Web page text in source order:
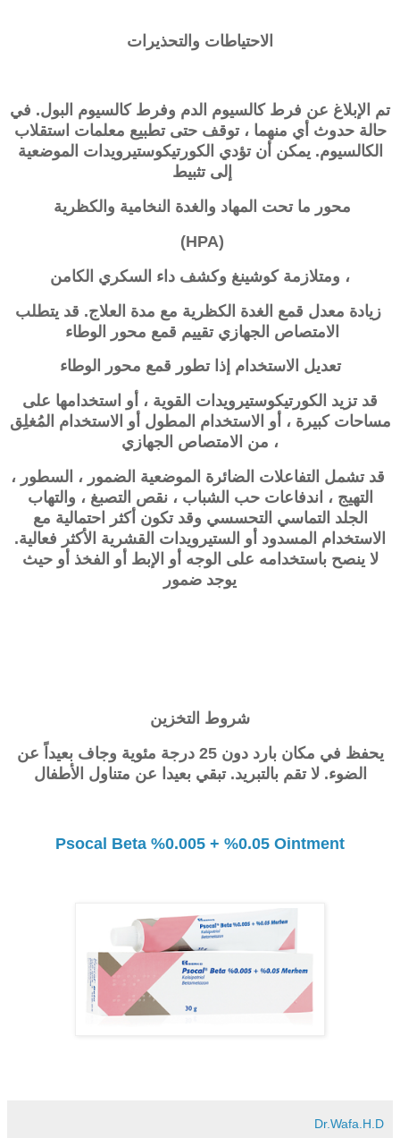
الاحتياطات والتحذيرات
تم الإبلاغ عن فرط كالسيوم الدم وفرط كالسيوم البول. في
حالة حدوث أي منهما ، توقف حتى تطبيع معلمات استقلاب
الكالسيوم. يمكن أن تؤدي الكورتيكوستيرويدات الموضعية
إلى تثبيط
محور ما تحت المهاد والغدة النخامية والكظرية
(HPA)
، ومتلازمة كوشينغ وكشف داء السكري الكامن
زيادة معدل قمع الغدة الكظرية مع مدة العلاج. قد يتطلب
الامتصاص الجهازي تقييم قمع محور الوطاء
تعديل الاستخدام إذا تطور قمع محور الوطاء
قد تزيد الكورتيكوستيرويدات القوية ، أو استخدامها على
مساحات كبيرة ، أو الاستخدام المطول أو الاستخدام المُغلِق
، من الامتصاص الجهازي
قد تشمل التفاعلات الضائرة الموضعية الضمور ، السطور ،
التهيج ، اندفاعات حب الشباب ، نقص التصبغ ، والتهاب
الجلد التماسي التحسسي وقد تكون أكثر احتمالية مع
الاستخدام المسدود أو الستيرويدات القشرية الأكثر فعالية.
لا ينصح باستخدامه على الوجه أو الإبط أو الفخذ أو حيث
يوجد ضمور
شروط التخزين
يحفظ في مكان بارد دون 25 درجة مئوية وجاف بعيداً عن
الضوء. لا تقم بالتبريد. تبقي بعيدا عن متناول الأطفال
Psocal Beta %0.005 + %0.05 Ointment
Dr.Wafa.H.D